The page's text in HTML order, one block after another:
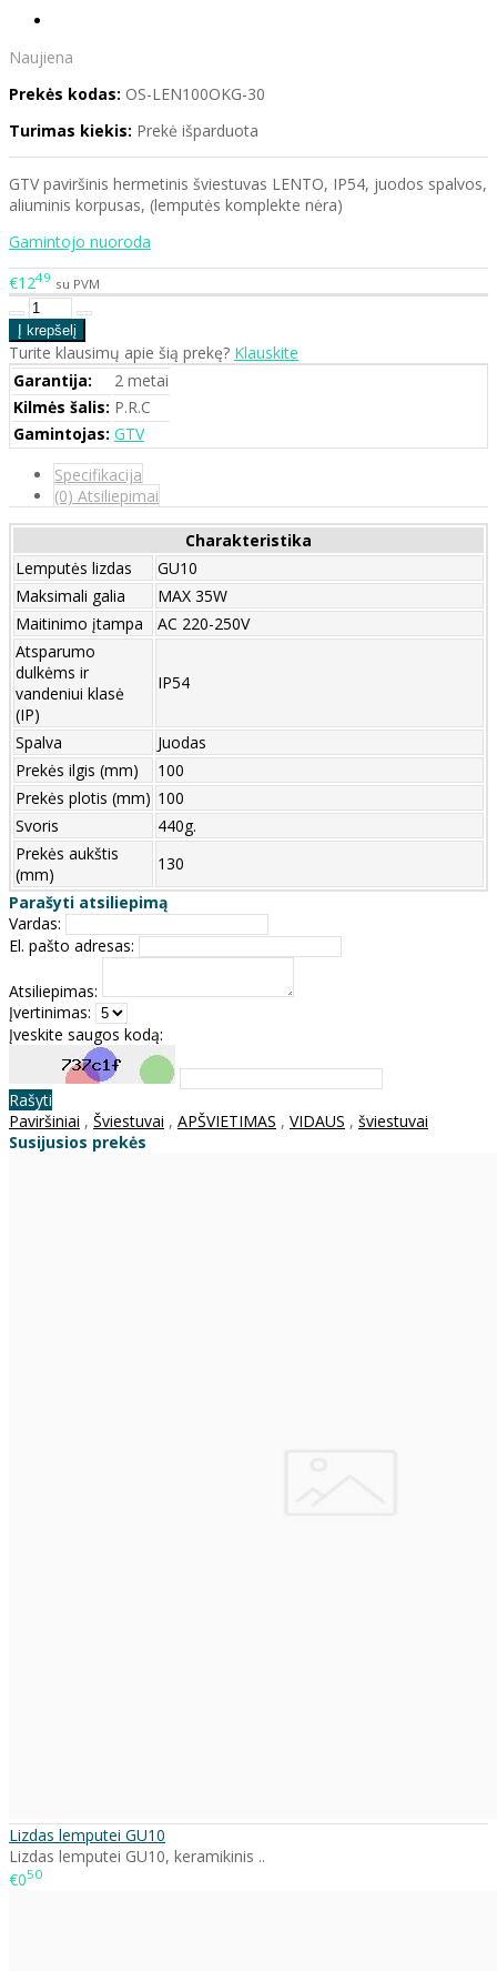
Naujiena
Prekės kodas: OS-LEN100OKG-30
Turimas kiekis: Prekė išparduota
GTV paviršinis hermetinis šviestuvas LENTO, IP54, juodos spalvos,
aliuminis korpusas, (lemputės komplekte nėra)
Gamintojo nuoroda
€1249 su PVM
Turite klausimų apie šią prekę? Klauskite
Garantija:
2 metai
Kilmės šalis: P.R.C
Gamintojas: GTV
Specifikacija
(0) Atsiliepimai
Charakteristika
Lemputės lizdas
GU10
Maksimali galia
MAX 35W
Maitinimo įtampa
AC 220-250V
Atsparumo
dulkėms ir
vandeniui klasė
(IP)
IP54
Spalva
Juodas
Prekės ilgis (mm)
100
Prekės plotis (mm) 100
Svoris
440g.
Prekės aukštis
(mm)
130
Parašyti atsiliepimą
Vardas:
El. pašto adresas:
Atsiliepimas:
Įvertinimas:
Įveskite saugos kodą:
Rašyti
Paviršiniai , Šviestuvai , APŠVIETIMAS , VIDAUS , šviestuvai
Susijusios prekės
Lizdas lemputei GU10
Lizdas lemputei GU10, keramikinis ..
€050